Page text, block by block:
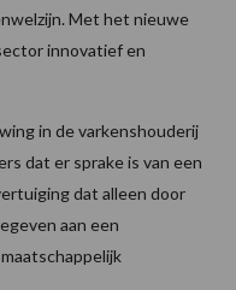
Met het nieuwe
innovatief en
in de varkenshouderij
dat er sprake is van een
dat alleen door
aan een